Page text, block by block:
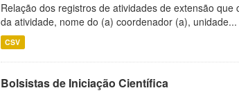
Relação dos registros de atividades de extensão
da atividade, nome do (a) coordenador (a), unidade...
CSV
Bolsistas de Iniciação Científica